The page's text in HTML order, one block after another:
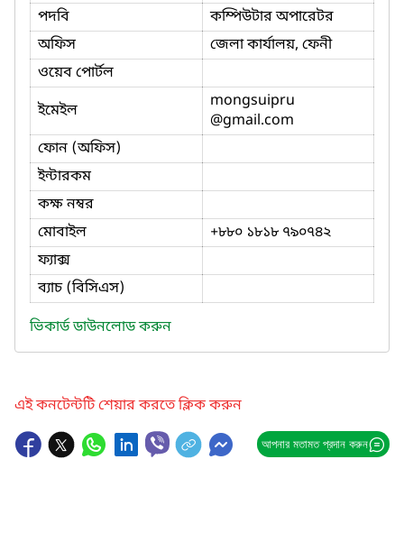
পদবি
কম্পিউটার অপারেটর
অফিস
জেলা কার্যালয়, ফেনী
ওয়েব পোর্টল
ইমেইল
mongsuipru
@gmail.com
ফোন (অফিস)
ইন্টারকম
কক্ষ নম্বর
মোবাইল
+৮৮০ ১৮১৮ ৭৯০৭৪২
ফ্যাক্স
ব্যাচ (বিসিএস)
ভিকার্ড ডাউনলোড করুন
এই কনটেন্টটি শেয়ার করতে ক্লিক করুন
আপনার মতামত প্রদান করুন